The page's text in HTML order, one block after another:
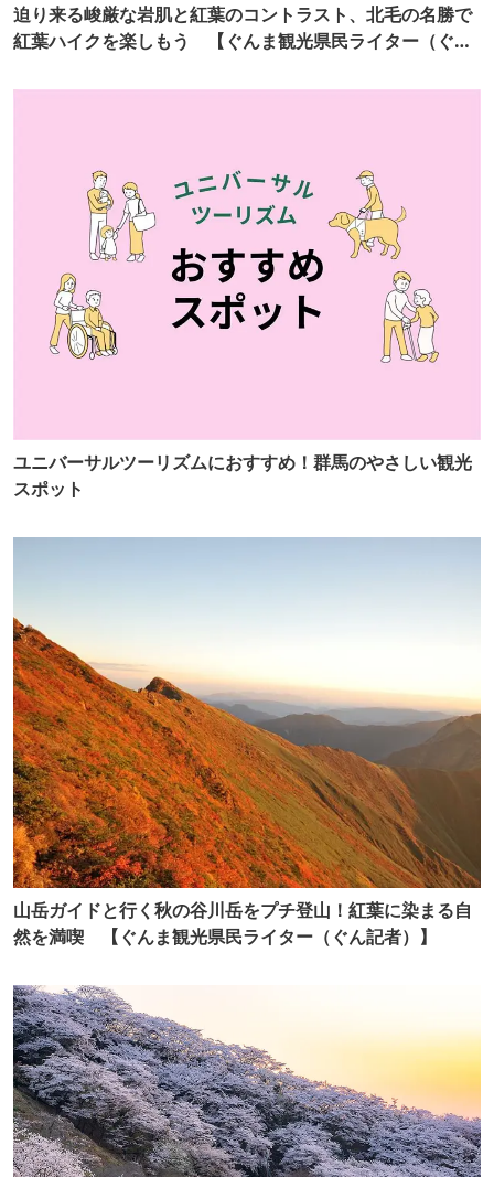
迫り来る峻厳な岩肌と紅葉のコントラスト、北毛の名勝で
紅葉ハイクを楽しもう 【ぐんま観光県民ライター（ぐん
ユニバーサルツーリズムにおすすめ！群馬のやさしい観光
スポット
山岳ガイドと行く秋の谷川岳をプチ登山！紅葉に染まる自
然を満喫 【ぐんま観光県民ライター（ぐん記者）】